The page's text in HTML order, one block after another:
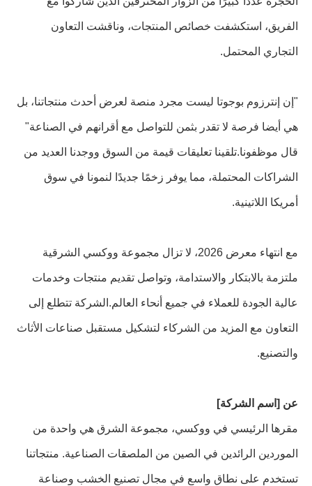
الفريق، استكشفت خصائص المنتجات، وناقشت التعاون
التجاري المحتمل.
"إن إنترزوم بوجوتا ليست مجرد منصة لعرض أحدث منتجاتنا، بل
هي أيضا فرصة لا تقدر بثمن للتواصل مع أقرانهم في الصناعة"
قال موظفونا.تلقينا تعليقات قيمة من السوق ووجدنا العديد من
الشراكات المحتملة، مما يوفر زخمًا جديدًا لنمونا في سوق
أمريكا اللاتينية.
مع انتهاء معرض 2026، لا تزال مجموعة ووكسي الشرقية
ملتزمة بالابتكار والاستدامة، وتواصل تقديم منتجات وخدمات
عالية الجودة للعملاء في جميع أنحاء العالم.الشركة تتطلع إلى
التعاون مع المزيد من الشركاء لتشكيل مستقبل صناعات الأثاث
والتصنيع.
عن [اسم الشركة]
مقرها الرئيسي في ووكسي، مجموعة الشرق هي واحدة من
الموردين الرائدين في الصين من الملصقات الصناعية. منتجاتنا
تستخدم على نطاق واسع في مجال تصنيع الخشب وصناعة